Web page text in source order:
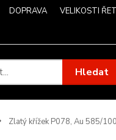
DOPRAVA VELIKOSTI
Hledat
Zlatý křížek P078, Au 585/